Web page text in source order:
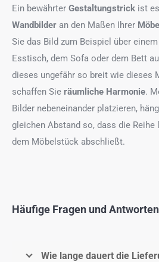
Ein bewährter Gestaltungstrick ist
Wandbilder an den Maßen Ihrer
Sie das Bild zum Beispiel über
Esstisch, dem Sofa oder dem Bett
dieses ungefähr so breit wie dieses
schaffen Sie räumliche Harmonie.
Bilder nebeneinander platzieren,
gleichen Abstand so, dass die
dem Möbelstück abschließt.
Häufige Fragen und Antworten
Wie lange dauert die